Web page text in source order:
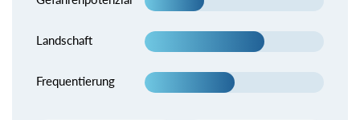
Landschaft
Frequentierung